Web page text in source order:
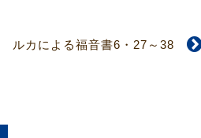
ルカによる福音書6・27～38